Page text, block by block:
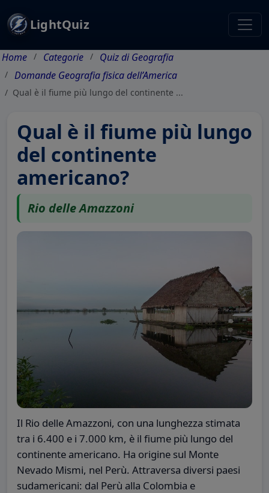
LightQuiz
Home Categorie
Quiz di Geografia
Domande Geografia fisica dell’America
Qual è il fiume più lungo del continente ...
Qual è il fiume più lungo
del continente
americano?
Rio delle Amazzoni
Il Rio delle Amazzoni, con una lunghezza stimata
tra i 6.400 e i 7.000 km, è il fiume più lungo del
continente americano. Ha origine sul Monte
Nevado Mismi, nel Perù. Attraversa diversi paesi
sudamericani: dal Perù alla Colombia e